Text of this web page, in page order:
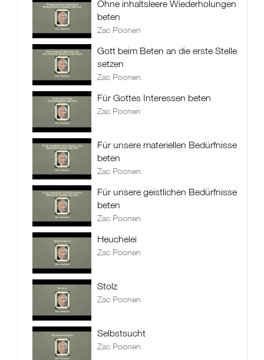
Ohne inhaltsleere Wiederholungen
beten
Zac Poonen
Gott beim Beten an die erste Stelle
setzen
Zac Poonen
Für Gottes Interessen beten
Zac Poonen
Für unsere materiellen Bedürfnisse
beten
Zac Poonen
Für unsere geistlichen Bedürfnisse
beten
Zac Poonen
Heuchelei
Zac Poonen
Stolz
Zac Poonen
Selbstsucht
Zac Poonen